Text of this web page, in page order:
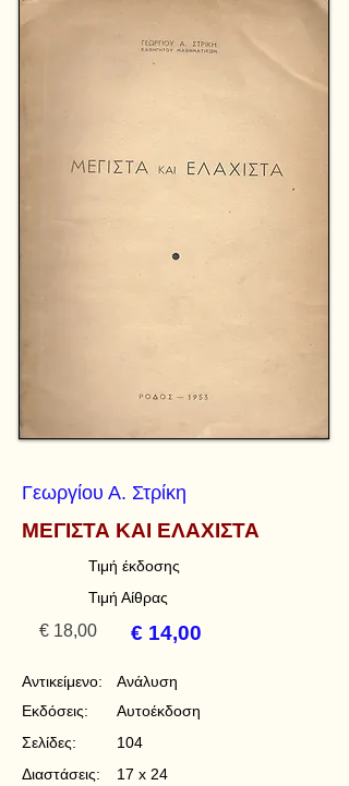
Γεωργίου Α. Στρίκη
ΜΕΓΙΣΤΑ ΚΑΙ ΕΛΑΧΙΣΤΑ
Τιμή έκδοσης
Τιμή Αίθρας
€ 18,00 € 14,00
Αντικείμενο:
Εκδόσεις:
Ανάλυση
Αυτοέκδοση
Σελίδες:
104
Διαστάσεις:
17 x 24